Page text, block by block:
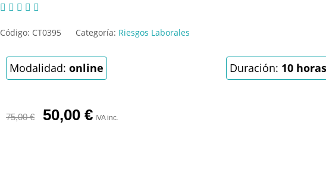
    
Código: CT0395 Categoría: Riesgos Laborales
Modalidad: online Duración: 10 horas
75,00€ 50,00 € IVA inc.